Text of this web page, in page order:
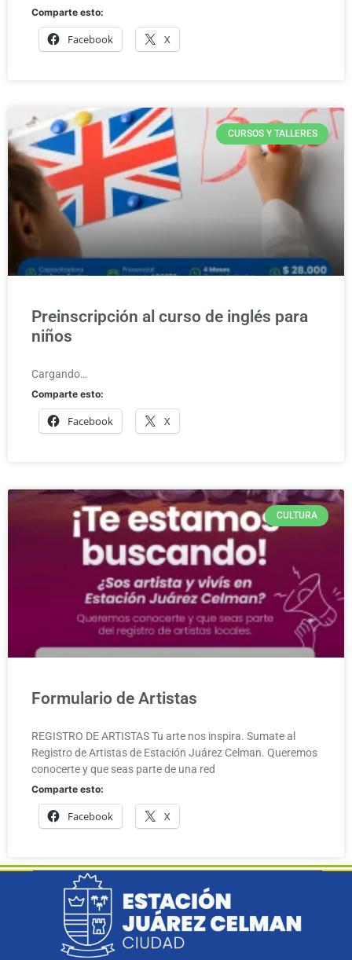
Comparte esto:
Facebook X
CURSOS Y TALLERES
Preinscripción al curso de inglés para
niños
Cargando…
Comparte esto:
Facebook X
CULTURA
Formulario de Artistas
REGISTRO DE ARTISTAS Tu arte nos inspira. Sumate al
Registro de Artistas de Estación Juárez Celman. Queremos
conocerte y que seas parte de una red
Comparte esto:
Facebook X